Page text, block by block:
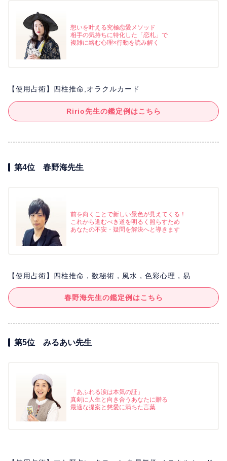
想いを叶える究極恋愛メソッド
相手の気持ちに特化した「恋札」で
複雑に絡む心理×行動を読み解く
【使用占術】四柱推命,オラクルカード
Ririo先生の鑑定例はこちら
第4位 春野海先生
前を向くことで新しい景色が見えてくる！
これから進むべき道を明るく照らすため
あなたの不安・疑問を解決へと導きます
【使用占術】四柱推命，数秘術，風水，色彩心理，易
春野海先生の鑑定例はこちら
第5位 みるあい先生
「あふれる涙は本気の証」
真剣に人生と向き合うあなたに贈る
最適な提案と慈愛に満ちた言葉